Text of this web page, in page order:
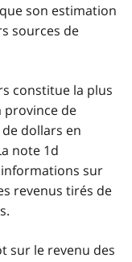
son estimation
sources de
constitue la plus
province de
dollars en
note 1d
sur
revenus tirés de
sur le revenu des